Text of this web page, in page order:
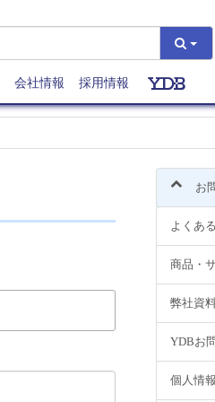
会社情報 採用情報
お
よくあ
商品・
弊社資
YDBお
個人情